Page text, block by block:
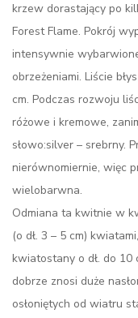
krzew dorastający po
Forest Flame. Pokrój
intensywnie
obrzeżeniami. Liście
cm. Podczas rozwoju
różowe i kremowe,
słowo:silver – srebrny.
nierównomiernie, więc
wielobarwna.
Odmiana ta kwitnie w
(o dł. 3 – 5 cm)
kwiatostany o dł. do 10
dobrze znosi duże
osłoniętych od wiatru